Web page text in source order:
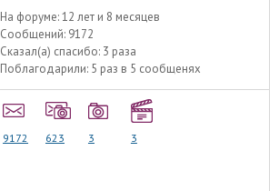
На форуме:12 лет и 8 месяцев
Сообщений: 9172
Сказал(а) спасибо: 3 раза
Поблагодарили: 5 раз в 5 сообщенях
9172 623 3 3